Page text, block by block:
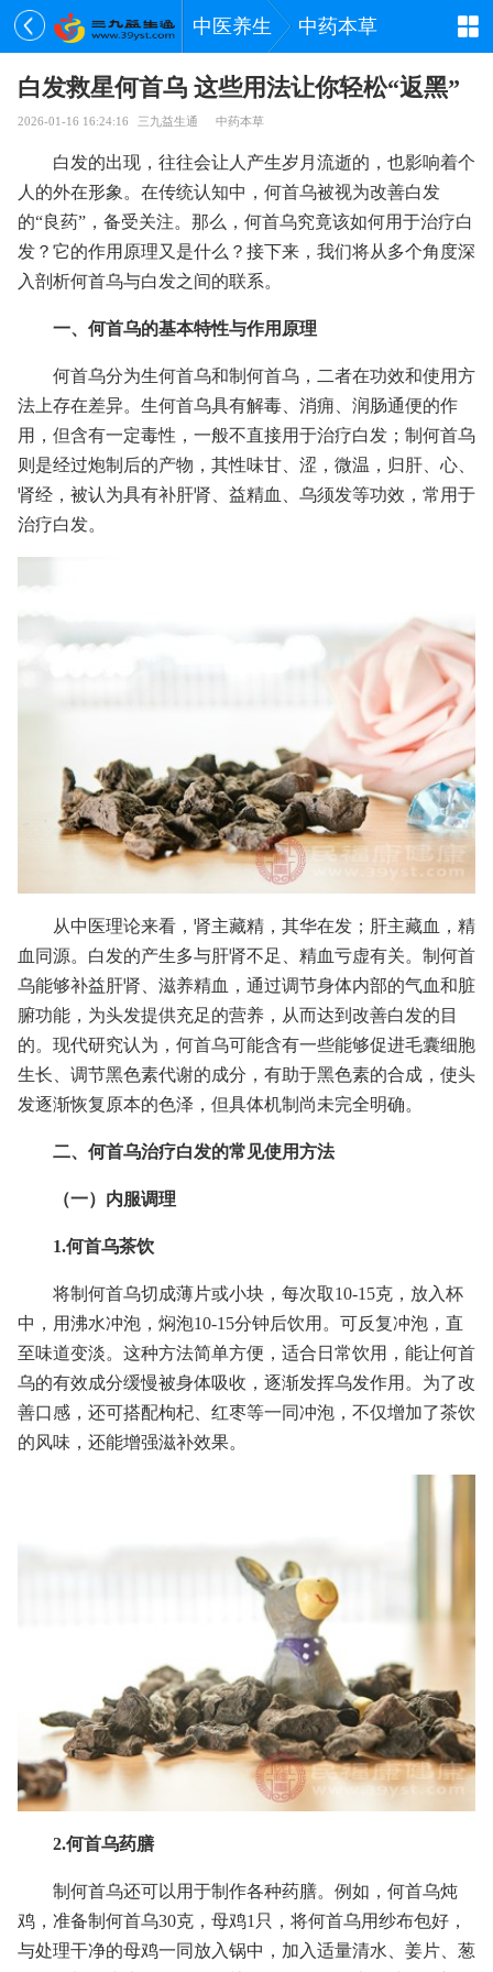
中医养生 中药本草
白发救星何首乌 这些用法让你轻松“返黑”
2026-01-16 16:24:16 三九益生通 中药本草
白发的出现，往往会让人产生岁月流逝的，也影响着个
人的外在形象。在传统认知中，何首乌被视为改善白发
的“良药”，备受关注。那么，何首乌究竟该如何用于治疗白
发？它的作用原理又是什么？接下来，我们将从多个角度深
入剖析何首乌与白发之间的联系。
一、何首乌的基本特性与作用原理
何首乌分为生何首乌和制何首乌，二者在功效和使用方
法上存在差异。生何首乌具有解毒、消痈、润肠通便的作
用，但含有一定毒性，一般不直接用于治疗白发；制何首乌
则是经过炮制后的产物，其性味甘、涩，微温，归肝、心、
肾经，被认为具有补肝肾、益精血、乌须发等功效，常用于
治疗白发。
从中医理论来看，肾主藏精，其华在发；肝主藏血，精
血同源。白发的产生多与肝肾不足、精血亏虚有关。制何首
乌能够补益肝肾、滋养精血，通过调节身体内部的气血和脏
腑功能，为头发提供充足的营养，从而达到改善白发的目
的。现代研究认为，何首乌可能含有一些能够促进毛囊细胞
生长、调节黑色素代谢的成分，有助于黑色素的合成，使头
发逐渐恢复原本的色泽，但具体机制尚未完全明确。
二、何首乌治疗白发的常见使用方法
（一）内服调理
1.何首乌茶饮
将制何首乌切成薄片或小块，每次取10-15克，放入杯
中，用沸水冲泡，焖泡10-15分钟后饮用。可反复冲泡，直
至味道变淡。这种方法简单方便，适合日常饮用，能让何首
乌的有效成分缓慢被身体吸收，逐渐发挥乌发作用。为了改
善口感，还可搭配枸杞、红枣等一同冲泡，不仅增加了茶饮
的风味，还能增强滋补效果。
2.何首乌药膳
制何首乌还可以用于制作各种药膳。例如，何首乌炖
鸡，准备制何首乌30克，母鸡1只，将何首乌用纱布包好，
与处理干净的母鸡一同放入锅中，加入适量清水、姜片、葱